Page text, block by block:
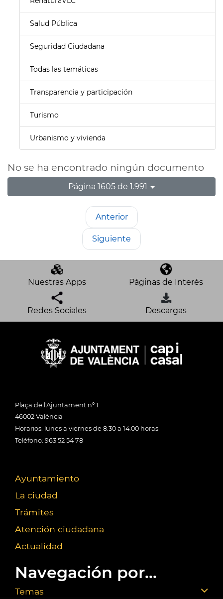
Salud Pública
Seguridad Ciudadana
Todas las temáticas
Transparencia y participación
Turismo
Urbanismo y vivienda
No se ha encontrado ningún documento
Página 1605 de 1.991
Anterior
Siguiente
Nuestras Apps Páginas de Interés
Redes Sociales Descargas
Plaça de l'Ajuntament nº 1
46002 València
Horarios: lunes a viernes de 8:30 a 14:00 horas
Teléfono: 963 52 54 78
Ayuntamiento
La ciudad
Trámites
Atención ciudadana
Actualidad
Navegación por...
Temas